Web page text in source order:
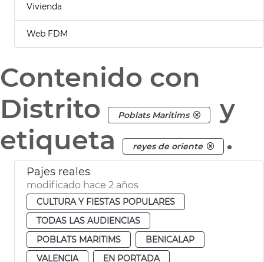
Vivienda
Web FDM
Contenido con
Distrito
Poblats Maritims
y
etiqueta
reyes de oriente .
Pajes reales
modificado hace 2 años
CULTURA Y FIESTAS POPULARES
TODAS LAS AUDIENCIAS
POBLATS MARITIMS
BENICALAP
VALENCIA
EN PORTADA